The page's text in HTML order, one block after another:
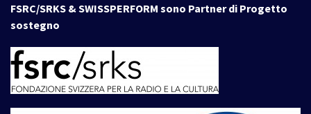
FSRC/SRKS & SWISSPERFORM sono Partner di Progetto
sostegno